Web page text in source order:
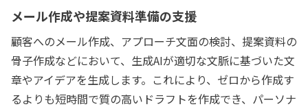
メール作成や提案資料準備の支援
顧客へのメール作成、アプローチ文面の検討、提案資料の
骨子作成などにおいて、生成AIが適切な文脈に基づいた文
章やアイデアを生成します。これにより、ゼロから作成す
るよりも短時間で質の高いドラフトを作成でき、パーソナ